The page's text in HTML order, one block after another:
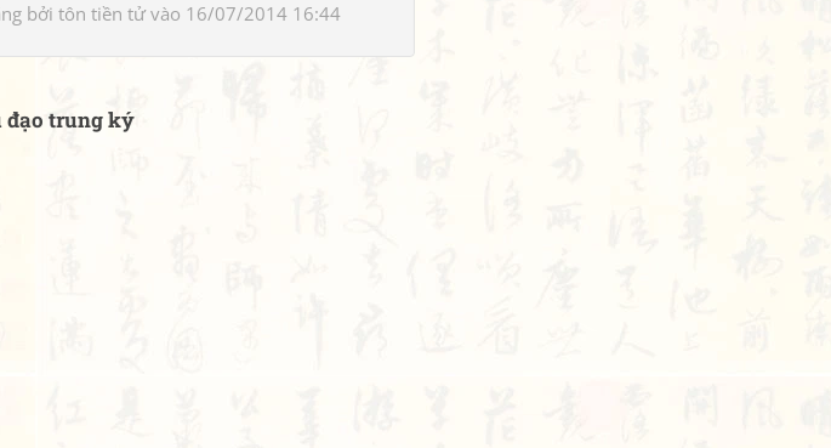
bởi tôn tiền tửvào 16/07/2014 16:44
đạo trung ký